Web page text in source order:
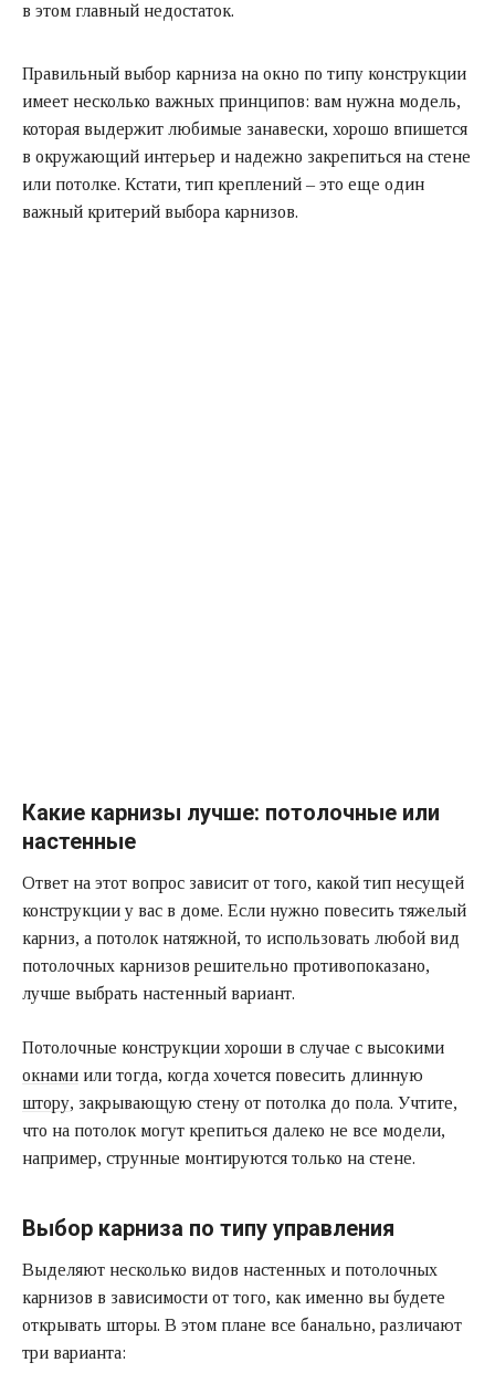
в этом главный недостаток.
Правильный выбор карниза на окно по типу конструкции
имеет несколько важных принципов: вам нужна модель,
которая выдержит любимые занавески, хорошо впишется
в окружающий интерьер и надежно закрепиться на стене
или потолке. Кстати, тип креплений – это еще один
важный критерий выбора карнизов.
Какие карнизы лучше: потолочные или
настенные
Ответ на этот вопрос зависит от того, какой тип несущей
конструкции у вас в доме. Если нужно повесить тяжелый
карниз, а потолок натяжной, то использовать любой вид
потолочных карнизов решительно противопоказано,
лучше выбрать настенный вариант.
Потолочные конструкции хороши в случае с высокими
окнами или тогда, когда хочется повесить длинную
штору, закрывающую стену от потолка до пола. Учтите,
что на потолок могут крепиться далеко не все модели,
например, струнные монтируются только на стене.
Выбор карниза по типу управления
Выделяют несколько видов настенных и потолочных
карнизов в зависимости от того, как именно вы будете
открывать шторы. В этом плане все банально, различают
три варианта: